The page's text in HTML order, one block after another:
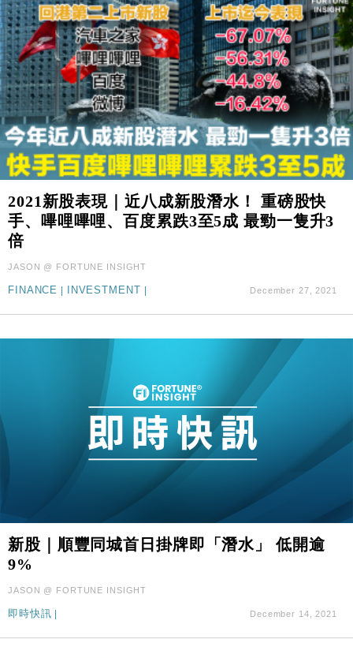
2021新股表現｜近八成新股潛水！ 重磅股快
手、嗶哩嗶哩、百度累跌3至5成 最勁一隻升3
倍
JASON @ FORTUNE INSIGHT
FINANCE | INVESTMENT | December 27, 2021
新股｜順豐同城首日掛牌即「潛水」 低開逾
9%
JASON @ FORTUNE INSIGHT
即時快訊 | December 14, 2021